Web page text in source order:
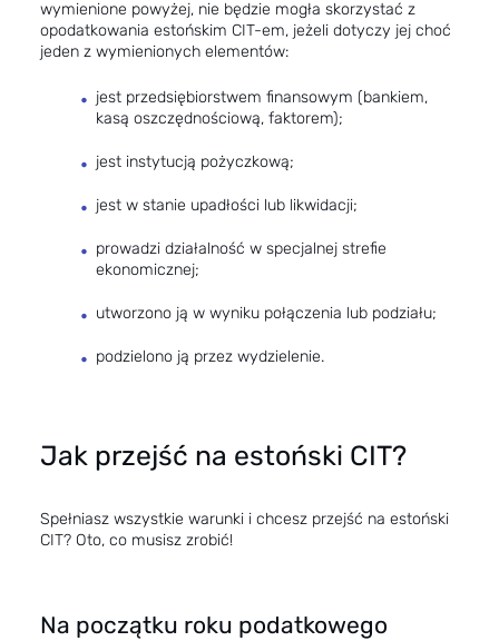
wymienione powyżej, nie będzie mogła skorzystać z
opodatkowania estońskim CIT-em, jeżeli dotyczy jej choć
jeden z wymienionych elementów:
jest przedsiębiorstwem finansowym (bankiem,
kasą oszczędnościową, faktorem);
jest instytucją pożyczkową;
jest w stanie upadłości lub likwidacji;
prowadzi działalność w specjalnej strefie
ekonomicznej;
utworzono ją w wyniku połączenia lub podziału;
podzielono ją przez wydzielenie.
Jak przejść na estoński CIT?
Spełniasz wszystkie warunki i chcesz przejść na estoński
CIT? Oto, co musisz zrobić!
Na początku roku podatkowego